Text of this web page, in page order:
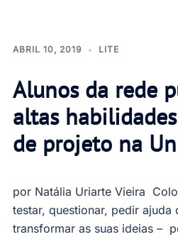
ABRIL 10, 2019 LITE
Alunos da rede
altas
de projeto na
por Natália Uriarte Vieira
testar, questionar, pedir ajuda
transformar as suas ideias –